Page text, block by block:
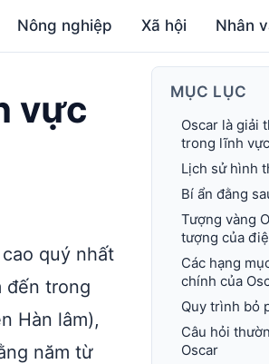
Nông nghiệp Xã hội Nhân
vực
quý nhất
đến trong
Hàn lâm),
năm từ
MỤC LỤC
Oscar là giải
trong lĩnh
Lịch sử hình
Bí ẩn đằng
Tượng vàng
tượng của
Các hạng
chính của
Quy trình bỏ
Câu hỏi
Oscar